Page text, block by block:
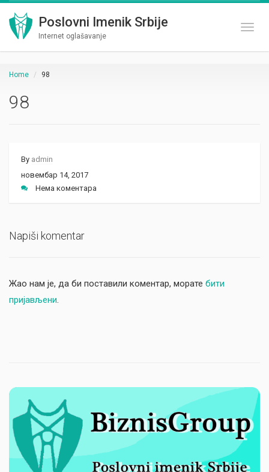
Poslovni Imenik Srbije
Internet oglašavanje
Home 98
98
By admin
новембар 14, 2017
Нема коментара
Napiši komentar
Жао нам је, да би поставили коментар, морате бити
пријављени.